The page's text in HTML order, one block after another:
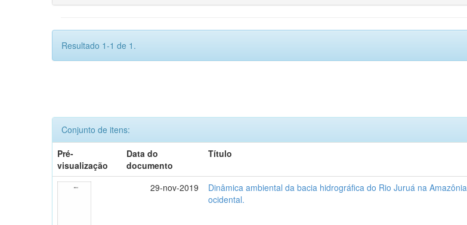
Resultado 1-1 de 1.
Conjunto de itens:
Pré-
visualização
Data do
documento
Título
29-nov-2019
Dinâmica ambiental da bacia hidrográfica do Rio Juruá na Amazônia
ocidental.